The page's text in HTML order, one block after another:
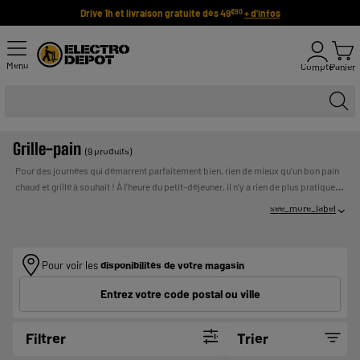
Drive 1h et livraison gratuite dès 49€90 + d'infos
Menu ComptePanier
Grille-pain (9 produits)
Pour des journées qui démarrent parfaitement bien, rien de mieux qu'un bon pain
chaud et grillé à souhait ! À l'heure du petit-déjeuner, il n'y a rien de plus pratique
facilement tranches de pain ou de
see_more_label
Pour voir lesdisponibilités de votre magasin
Entrez votre code postal ou ville
Filtrer Trier